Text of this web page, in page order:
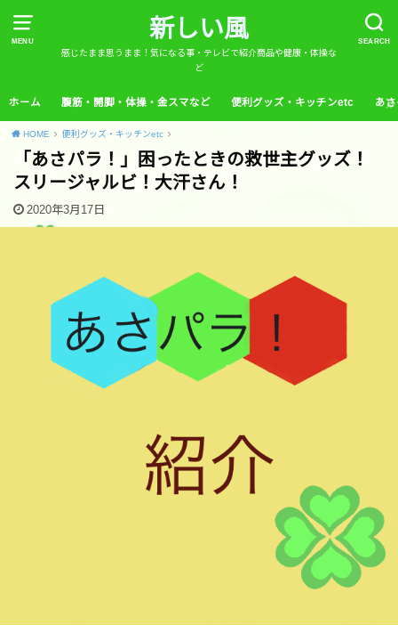
MENU SEARCH
新しい風
感じたまま思うまま！気になる事・テレビで紹介商品や健康・体操な
ど
ホーム 腹筋・開脚・体操・金スマなど 便利グッズ・キッチンetc あ
HOME 便利グッズ・キッチンetc
「あさパラ！」困ったときの救世主グッズ！
スリージャルビ！大汗さん！
2020年3月17日